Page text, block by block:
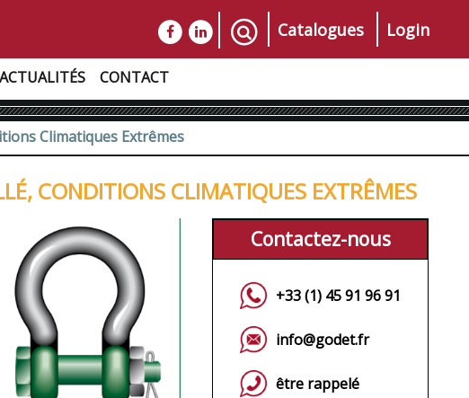
Catalogues Login
ACTUALITÉS CONTACT
Climatiques Extrêmes
CONDITIONS CLIMATIQUES EXTRÊMES
Contactez-nous
+33 (1) 45 91 96 91
info@godet.fr
être rappelé